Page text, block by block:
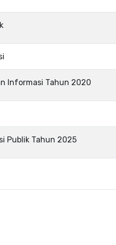
Informasi Tahun 2020
Publik Tahun 2025